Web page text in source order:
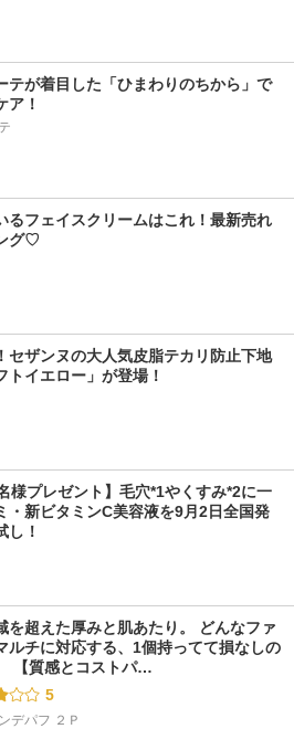
テが着目した「ひまわりのちから」で
ア！
るフェイスクリームはこれ！最新売れ
グ♡
セザンヌの大人気皮脂テカリ防止下地
トイエロー」が登場！
様プレゼント】毛穴*1やくすみ*2に一
・新ビタミンC美容液を9月2日全国発
し！
を超えた厚みと肌あたり。 どんなファ
ルチに対応する、1個持ってて損なしの
【質感とコストパ…
5
デパフ ２Ｐ